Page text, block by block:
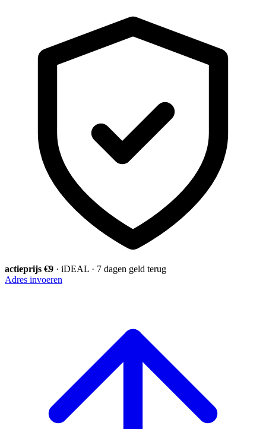
actieprijs €9 · iDEAL · 7 dagen geld terug
Adres invoeren